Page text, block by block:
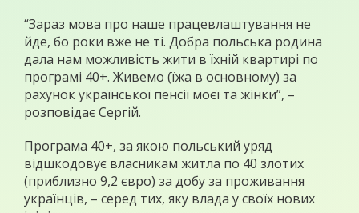
“Зараз мова про наше працевлаштування не
йде, бо роки вже не ті. Добра польська родина
дала нам можливість жити в їхній квартирі по
програмі 40+. Живемо (їжа в основному) за
рахунок української пенсії моєї та жінки”, –
розповідає Сергій.
Програма 40+, за якою польський уряд
відшкодовує власникам житла по 40 злотих
(приблизно 9,2 євро) за добу за проживання
українців, – серед тих, яку влада у своїх нових